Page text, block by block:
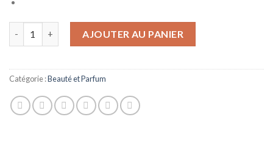
AJOUTER AU PANIER
Catégorie :Beauté et Parfum